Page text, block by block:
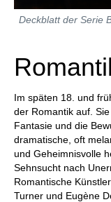
Deckblatt der Serie
Im späten 18. und
der Romantik auf.
Fantasie und die
dramatische, oft
und Geheimnisvolle
Sehnsucht nach
Romantische
Turner und Eugène